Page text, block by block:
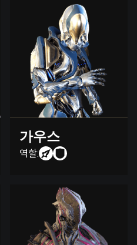
가우스
역할: